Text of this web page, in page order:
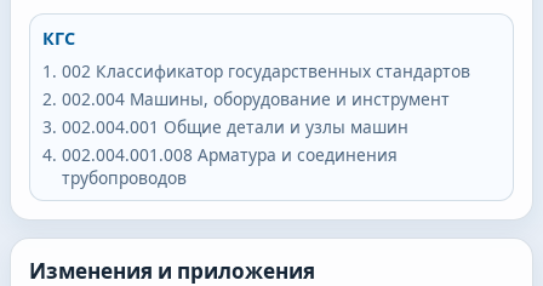
КГС
002 Классификатор государственных стандартов
002.004 Машины, оборудование и инструмент
002.004.001 Общие детали и узлы машин
002.004.001.008 Арматура и соединения
трубопроводов
Изменения и приложения